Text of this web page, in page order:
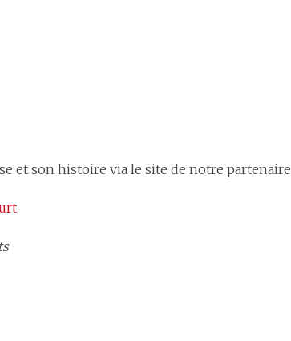
et son histoire via le site de notre partenaire